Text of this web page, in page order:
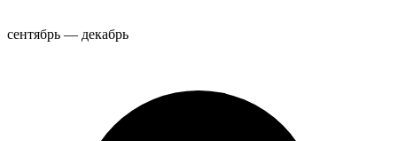
сентябрь — декабрь